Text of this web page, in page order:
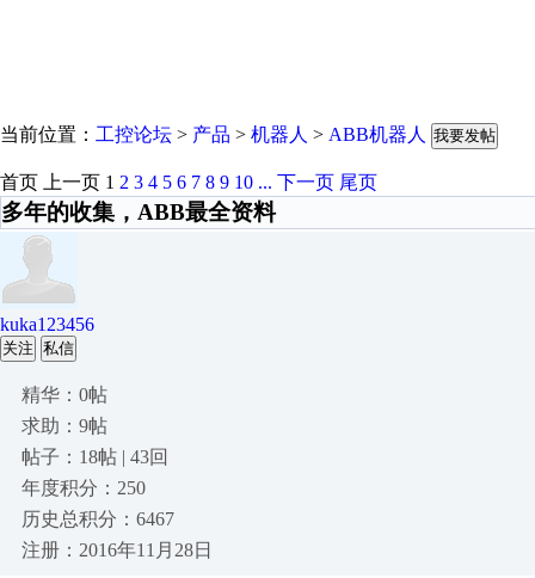
当前位置： 工控论坛 > 产品 > 机器人 > ABB机器人 我要发帖
首页 上一页 1 2 3 4 5 6 7 8 9 10 ... 下一页 尾页
多年的收集，ABB最全资料
kuka123456
关注 私信
精华：0帖
求助：9帖
帖子：18帖 | 43回
年度积分：250
历史总积分：6467
注册：2016年11月28日